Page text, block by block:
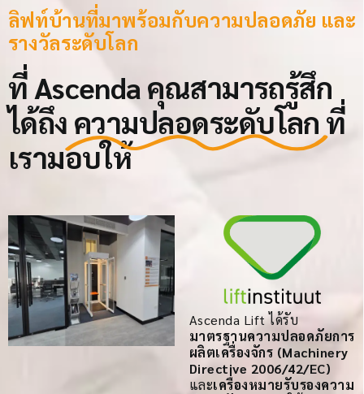
ลิฟท์บ้านที่มาพร้อมกับความปลอดภัย และ
รางวัลระดับโลก
ที่ Ascenda คุณสามารถรู้สึก
ได้ถึง ความปลอดระดับโลก ที่
เรามอบให้
Ascenda Lift ได้รับ
มาตรฐานความปลอดภัยการ
ผลิตเครื่องจักร (Machinery
Directive 2006/42/EC)
และเครื่องหมายรับรองความ